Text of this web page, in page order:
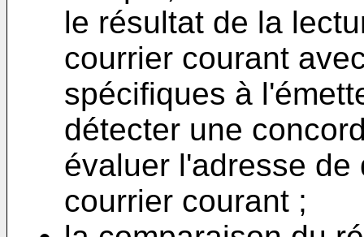
le résultat de la
courrier courant
spécifiques à
détecter une
évaluer l'adresse
courrier courant ;